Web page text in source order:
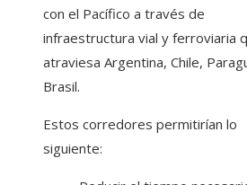
con el Pacífico a través de
infraestructura vial y ferroviaria
atraviesa Argentina, Chile,
Brasil.
Estos corredores permitirían lo
siguiente: